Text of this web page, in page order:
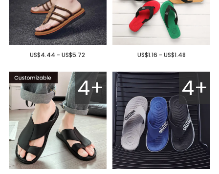
US$1.16 - US$1.48
US$4.44 - US$5.72
4+
4+